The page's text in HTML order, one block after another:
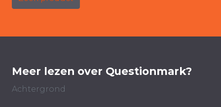
Meer lezen over Questionmark?
Achtergrond